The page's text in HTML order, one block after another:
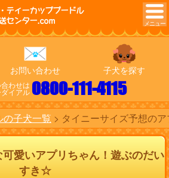
ティーカッププードル
センター.com
お問い合わせ 子犬を探す
わせは
イアル 0800-111-4115
の子犬一覧 タイニーサイズ予想の
愛いアプリちゃん！遊ぶのだい
すき☆